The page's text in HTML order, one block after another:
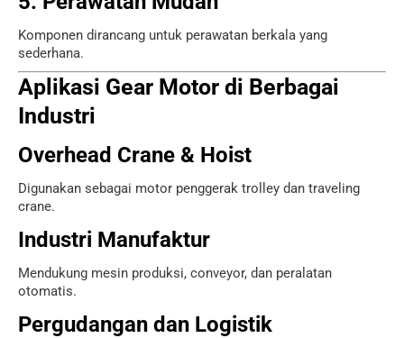
Komponen dirancang untuk perawatan berkala yang
sederhana.
Aplikasi Gear Motor di Berbagai
Industri
Overhead Crane & Hoist
Digunakan sebagai motor penggerak trolley dan traveling
crane.
Industri Manufaktur
Mendukung mesin produksi, conveyor, dan peralatan
otomatis.
Pergudangan dan Logistik